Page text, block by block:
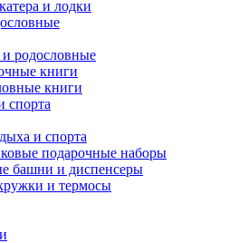
и лодки
родословные
книги
книги
спорта
и спорта
подарочные наборы
башни и диспенсеры
и термосы